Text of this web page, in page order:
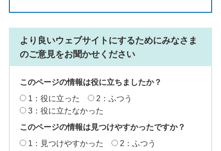
より良いウェブサイトにするためにみなさま
のご意見をお聞かせください
このページの情報は役に立ちましたか？
1：役に立った
2：ふつう
3：役に立たなかった
このページの情報は見つけやすかったですか？
1：見つけやすかった
2：ふつう